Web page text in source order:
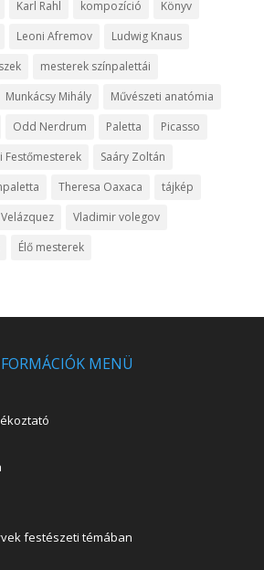
Karl Rahl kompozíció
Könyv
Leoni Afremov
Ludwig Knaus
mesterek színpalettái
Munkácsy Mihály
Művészeti anatómia
Odd Nerdrum Paletta
Picasso
Festőmesterek
Saáry Zoltán
Theresa Oaxaca
tájkép
Velázquez
Vladimir volegov
Élő mesterek
MENÜ
festészeti témában